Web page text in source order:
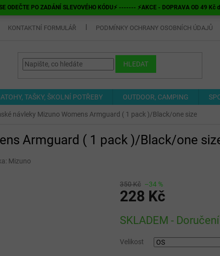
ODEČTE PO ZADÁNÍ SLEVOVÉHO KÓDU⚡ ------- ⚡AKCE - DOPRAVA OD 49
KONTAKTNÍ FORMULÁŘ PODMÍNKY OCHRANY OSOBNÍCH ÚDAJŮ
HLEDAT
TAŠKY, ŠKOLNÍ POTŘEBY OUTDOOR, CAMPING
návleky Mizuno Womens Armguard ( 1 pack )/Black/one size
Armguard ( 1 pack )/Black/one
Mizuno
350 Kč –34 %
228 Kč
cena:
SKLADEM -
Velikost